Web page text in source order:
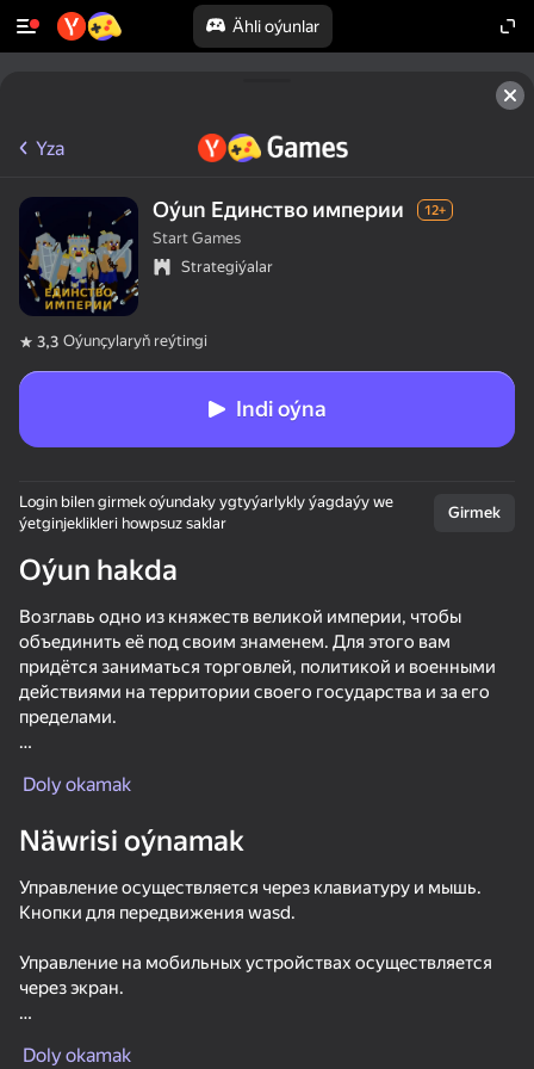
Ähli oýunlar
Bu oýun diňe peýza
ugry goldaýar
Oýun
Bro and the strange family
Yza
Oýun Единство империи 12+
Start Games
Strategiýalar
3,3 Oýunçylaryň reýtingi
Indi oýna
Login bilen girmek oýundaky ygtyýarlykly ýagdaýy we
ýetginjeklikleri howpsuz saklar
Girmek
Oýun hakda
Возглавь одно из княжеств великой империи, чтобы
объединить её под своим знаменем. Для этого вам
придётся заниматься торговлей, политикой и военными
действиями на территории своего государства и за его
пределами.
Развивай технологии, экономику и армию для того, чтобы
Великого императора. Помни, победит сильнейший.
ГЛАВНЫЕ ФИШКИ:
🌍Большая карта;
⚔Более 1000 юнитов в бою;
🏹4 класса юнитов;
💣Принцип 4X («изучение, расширение, эксплуатация и
уничтожение»);
Doly okamak
Näwrisi oýnamak
Управление осуществляется через клавиатуру и мышь.
Кнопки для передвижения wasd.
Управление на мобильных устройствах осуществляется
через экран.
армией происходят через соответствующие интерфейсы.
Doly okamak